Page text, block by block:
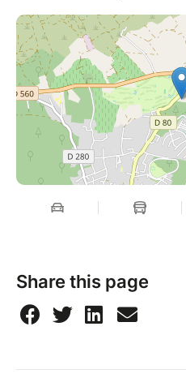
Share this page